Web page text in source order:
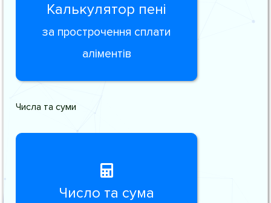
Калькулятор пені
за прострочення сплати
аліментів
Числа та суми
Число та сума